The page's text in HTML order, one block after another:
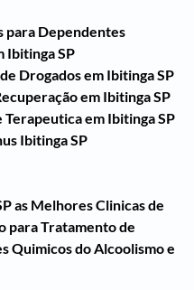
para Dependentes
Ibitinga SP
Drogados em Ibitinga SP
em Ibitinga SP
Terapeutica em Ibitinga SP
Ibitinga SP
as Melhores Clinicas de
para Tratamento de
Quimicos do Alcoolismo e